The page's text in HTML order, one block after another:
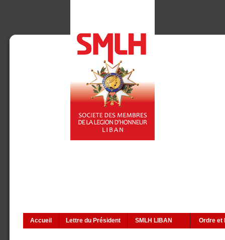
Accueil Lettre du Président SMLH LIBAN Ordre et